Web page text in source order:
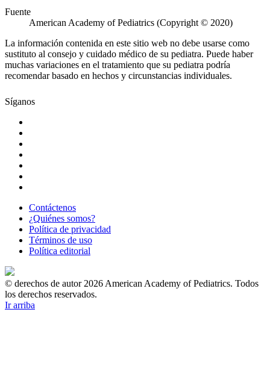
Fuente
American Academy of Pediatrics (Copyright © 2020)
La información contenida en este sitio web no debe usarse como
sustituto al consejo y cuidado médico de su pediatra. Puede haber
muchas variaciones en el tratamiento que su pediatra podría
recomendar basado en hechos y circunstancias individuales.
Síganos
Contáctenos
¿Quiénes somos?
Política de privacidad
Términos de uso
Política editorial
© derechos de autor 2026 American Academy of Pediatrics. Todos
los derechos reservados.
Ir arriba